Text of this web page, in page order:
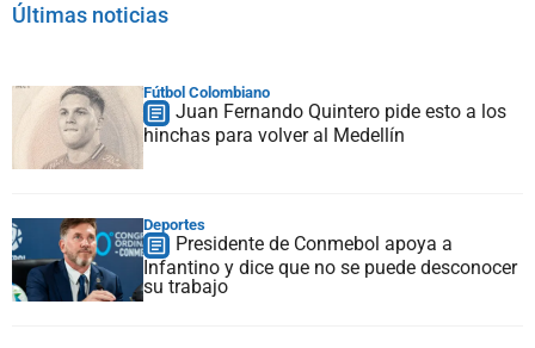
Últimas noticias
Fútbol Colombiano
Juan Fernando Quintero pide esto a los
hinchas para volver al Medellín
Deportes
Presidente de Conmebol apoya a
Infantino y dice que no se puede desconocer
su trabajo